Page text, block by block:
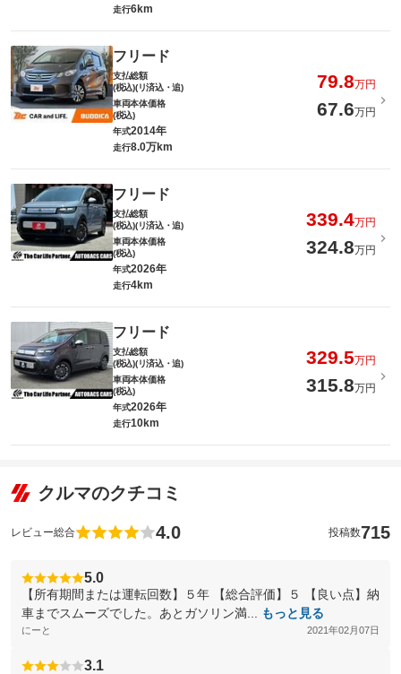
走行6km
フリード
支払総額
(税込)(リ済込・追)
79.8万円
車両本体価格
(税込)
67.6万円
年式2014年
走行8.0万km
フリード
支払総額
(税込)(リ済込・追)
339.4万円
車両本体価格
(税込)
324.8万円
年式2026年
走行4km
フリード
支払総額
(税込)(リ済込・追)
329.5万円
車両本体価格
(税込)
315.8万円
年式2026年
走行10km
クルマのクチコミ
レビュー総合 4.0 投稿数715
5.0
【所有期間または運転回数】５年 【総合評価】５ 【良い点】納
車までスムーズでした。あとガソリン満...
もっと見る
にーと 2021年02月07日
3.1